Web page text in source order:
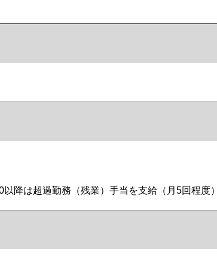
降は超過勤務（残業）手当を支給（月5回程度